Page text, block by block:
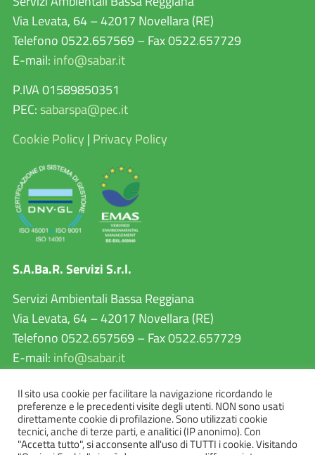
Via Levata, 64 – 42017 Novellara (RE)
Telefono 0522.657569 – Fax 0522.657729
E-mail: info@sabar.it
P.IVA 01589850351
PEC: sabarspa@pec.it
Cookie Policy | Privacy Policy
S.A.Ba.R. Servizi S.r.l.
Servizi Ambientali Bassa Reggiana
Via Levata, 64 – 42017 Novellara (RE)
Telefono 0522.657569 – Fax 0522.657729
E-mail: info@sabar.it
P.IVA 02460240357
PEC:sabarservizisrl@pec.it
Il sito usa cookie per facilitare la navigazione ricordando le
preferenze e le precedenti visite degli utenti. NON sono usati
direttamente cookie di profilazione. Sono utilizzati cookie
tecnici, anche di terze parti, e analitici (IP anonimo). Con
"Accetta tutto", si acconsente all'uso di TUTTI i cookie. Visitando